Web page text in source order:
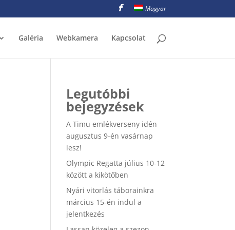
Magyar
Galéria Webkamera Kapcsolat
Legutóbbi
bejegyzések
A Timu emlékverseny idén
augusztus 9-én vasárnap
lesz!
Olympic Regatta július 10-12
között a kikötőben
Nyári vitorlás táborainkra
március 15-én indul a
jelentkezés